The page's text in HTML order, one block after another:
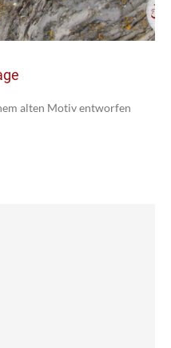
alten Motiv entworfen